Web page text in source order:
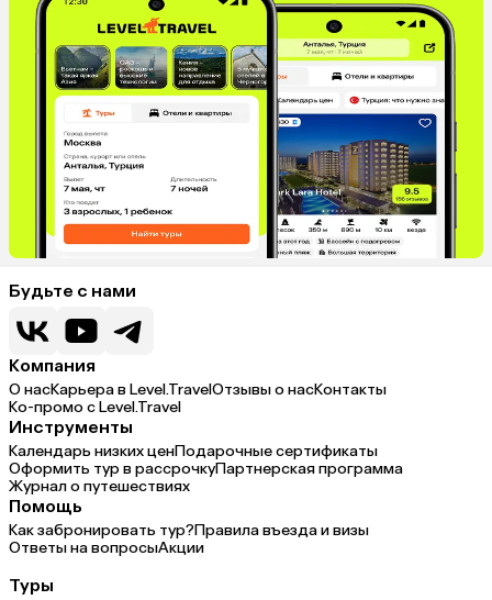
Будьте с нами
Компания
О насКарьера в Level.TravelОтзывы о насКонтакты
Ко-промо с Level.Travel
Инструменты
Календарь низких ценПодарочные сертификаты
Оформить тур в рассрочкуПартнерская программа
Журнал о путешествиях
Помощь
Как забронировать тур?Правила въезда и визы
Ответы на вопросыАкции
Туры